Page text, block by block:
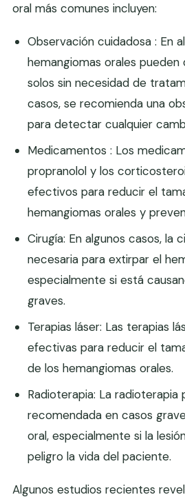
oral más comunes incluyen:
Observación cuidadosa : En
hemangiomas orales
solos sin necesidad de
casos, se recomienda una
para detectar cualquier
Medicamentos : Los
propranolol y los
efectivos para reducir el
hemangiomas orales y
Cirugía: En algunos casos, la
necesaria para extirpar el
especialmente si está
graves.
Terapias láser: Las terapias
efectivas para reducir el
de los hemangiomas orales.
Radioterapia: La radioterapia
recomendada en casos
oral, especialmente si la
peligro la vida del paciente.
Algunos estudios recientes